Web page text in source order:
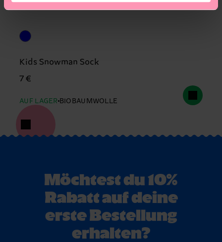
Kids Snowman Sock
7 €
AUF LAGER BIOBAUMWOLLE
Möchtest du 10%
Rabatt auf deine
erste Bestellung
erhalten?